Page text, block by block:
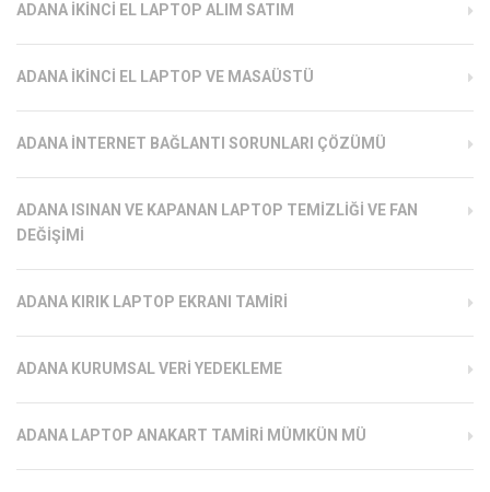
ADANA İKINCI EL LAPTOP ALIM SATIM
ADANA İKINCI EL LAPTOP VE MASAÜSTÜ
ADANA İNTERNET BAĞLANTI SORUNLARI ÇÖZÜMÜ
ADANA ISINAN VE KAPANAN LAPTOP TEMIZLIĞI VE FAN
DEĞIŞIMI
ADANA KIRIK LAPTOP EKRANI TAMIRI
ADANA KURUMSAL VERI YEDEKLEME
ADANA LAPTOP ANAKART TAMIRI MÜMKÜN MÜ